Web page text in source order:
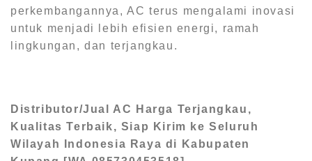
perkembangannya, AC terus mengalami inovasi
untuk menjadi lebih efisien energi, ramah
lingkungan, dan terjangkau.
Distributor/Jual AC Harga Terjangkau,
Kualitas Terbaik, Siap Kirim ke Seluruh
Wilayah Indonesia Raya di Kabupaten